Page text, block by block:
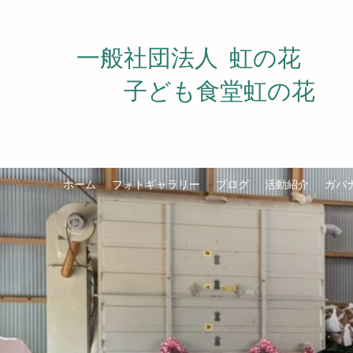
一般社団法人 虹の花
​ 子ども食堂虹の花
ホーム フォトギャラリー ブログ 活動紹介 ガバ